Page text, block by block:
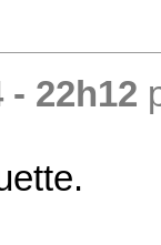
- 22h12